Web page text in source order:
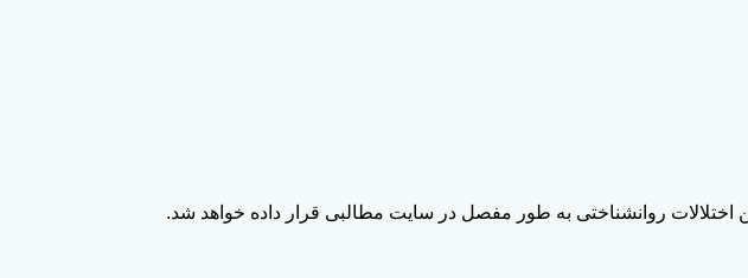
روانشناختی به طور مفصل در سایت مطالبی قرار داده خواهد شد.